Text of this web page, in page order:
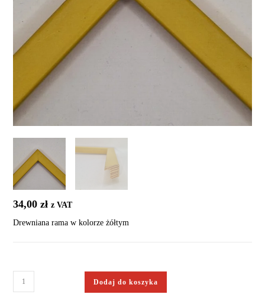
34,00zł z VAT
Drewniana rama w kolorze żółtym
Dodaj do koszyka